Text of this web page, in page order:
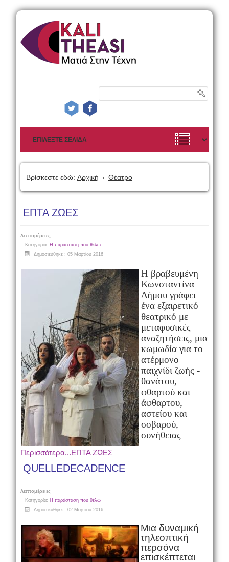
Βρίσκεστε εδώ: Αρχική Θέατρο
ΕΠΤΑ ΖΩΕΣ
Λεπτομέρειες
Κατηγορία: Η παράσταση που θέλω
Δημοσιεύθηκε : 05 Μαρτίου 2016
H βραβευμένη
Κωνσταντίνα
Δήμου γράφει
ένα εξαιρετικό
θεατρικό με
μεταφυσικές
αναζητήσεις, μια
κωμωδία για το
ατέρμονο
παιχνίδι ζωής -
θανάτου,
φθαρτού και
άφθαρτου,
αστείου και
σοβαρού,
συνήθειας
Περισσότερα...ΕΠΤΑ ΖΩΕΣ
QUELLEDECADENCE
Λεπτομέρειες
Κατηγορία: Η παράσταση που θέλω
Δημοσιεύθηκε : 02 Μαρτίου 2016
Μια δυναμική
τηλεοπτική
περσόνα
επισκέπτεται